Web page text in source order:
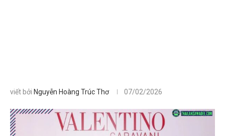
viết bởi Nguyễn Hoàng Trúc Thơ 07/02/2026